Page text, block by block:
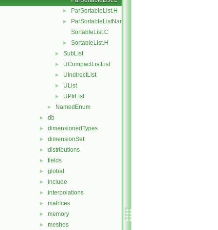
► ParSortableList.H
►
ParSortableListName.C
SortableList.C
► SortableList.H
► SubList
► UCompactListList
► UIndirectList
► UList
► UPtrList
► NamedEnum
► db
► dimensionedTypes
► dimensionSet
► distributions
► fields
► global
► include
► interpolations
► matrices
► memory
► meshes